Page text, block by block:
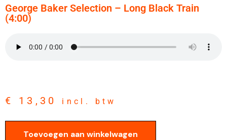
George Baker Selection – Long Black Train
(4:00)
€ 13,30 incl. btw
Toevoegen aan winkelwagen